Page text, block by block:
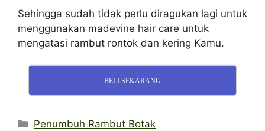
Sehingga sudah tidak perlu diragukan lagi untuk
menggunakan madevine hair care untuk
mengatasi rambut rontok dan kering Kamu.
BELI SEKARANG
Categories
Penumbuh Rambut Botak